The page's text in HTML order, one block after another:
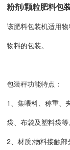
粉剂/颗粒肥料包
该肥料包装机适用
物料的包装。
包装秤功能特点：
1、集喂料、称重、
袋、布袋及塑料袋等。
2、材质;物料接触